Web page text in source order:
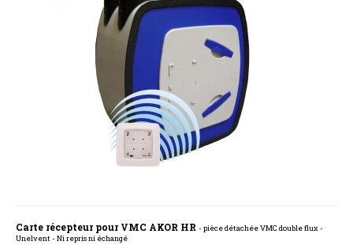
Carte récepteur pour VMC AKOR HR - pièce détachée VMC double flux -
Unelvent - Ni repris ni échangé